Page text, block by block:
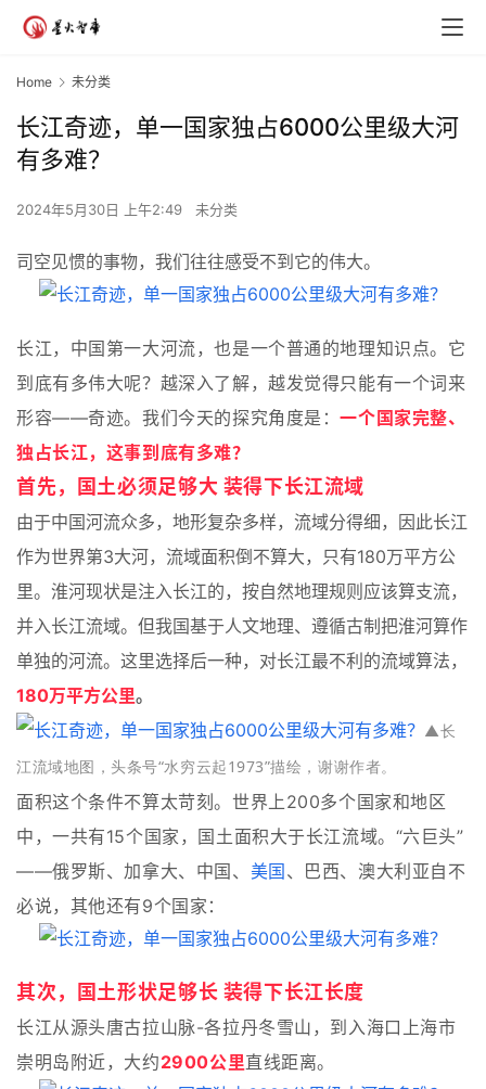
Home 未分类
长江奇迹，单一国家独占6000公里级大河
有多难？
2024年5月30日 上午2:49 未分类
司空见惯的事物，我们往往感受不到它的伟大。
长江，中国第一大河流，也是一个普通的地理知识点。它
到底有多伟大呢？越深入了解，越发觉得只能有一个词来
形容——奇迹。我们今天的探究角度是：一个国家完整、
独占长江，这事到底有多难？
首先，国土必须足够大 装得下长江流域
由于中国河流众多，地形复杂多样，流域分得细，因此长江
作为世界第3大河，流域面积倒不算大，只有180万平方公
里。淮河现状是注入长江的，按自然地理规则应该算支流，
并入长江流域。但我国基于人文地理、遵循古制把淮河算作
单独的河流。这里选择后一种，对长江最不利的流域算法，
180万平方公里。
▲长
江流域地图，头条号“水穷云起1973”描绘，谢谢作者。
面积这个条件不算太苛刻。世界上200多个国家和地区
中，一共有15个国家，国土面积大于长江流域。“六巨头”
——俄罗斯、加拿大、中国、 美国 、巴西、澳大利亚自不
必说，其他还有9个国家：
其次，国土形状足够长 装得下长江长度
长江从源头唐古拉山脉-各拉丹冬雪山，到入海口上海市
崇明岛附近，大约2900公里直线距离。